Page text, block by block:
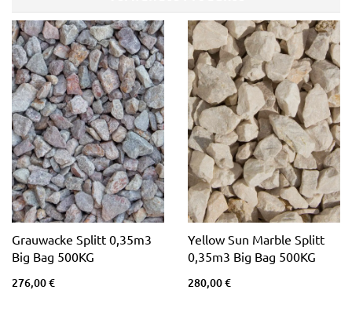
Grauwacke Splitt 0,35m3
Big Bag 500KG
276,00 €
Yellow Sun Marble Splitt
0,35m3 Big Bag 500KG
280,00 €